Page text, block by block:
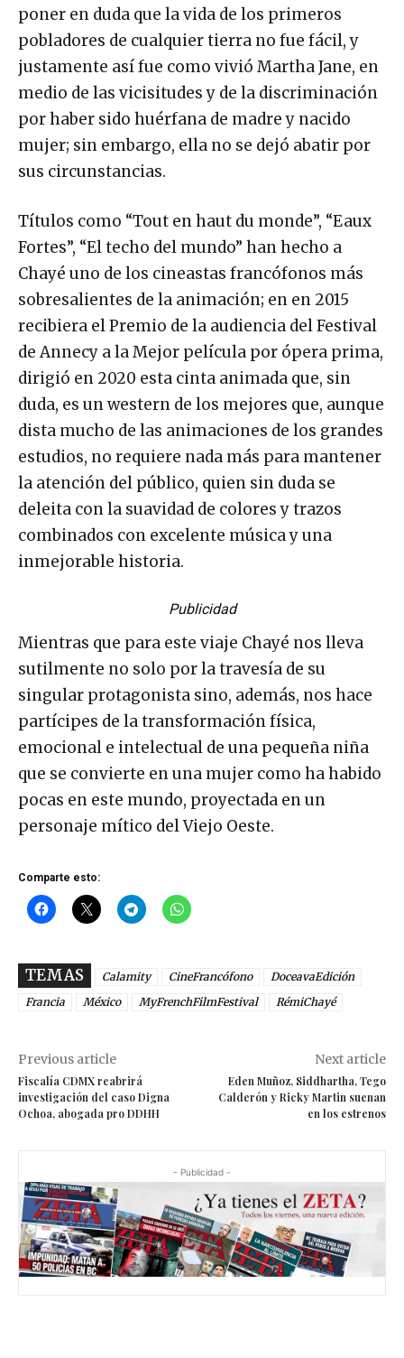
poner en duda que la vida de los primeros
pobladores de cualquier tierra no fue fácil, y
justamente así fue como vivió Martha Jane, en
medio de las vicisitudes y de la discriminación
por haber sido huérfana de madre y nacido
mujer; sin embargo, ella no se dejó abatir por
sus circunstancias.
Títulos como “Tout en haut du monde”, “Eaux
Fortes”, “El techo del mundo” han hecho a
Chayé uno de los cineastas francófonos más
sobresalientes de la animación; en en 2015
recibiera el Premio de la audiencia del Festival
de Annecy a la Mejor película por ópera prima,
dirigió en 2020 esta cinta animada que, sin
duda, es un western de los mejores que, aunque
dista mucho de las animaciones de los grandes
estudios, no requiere nada más para mantener
la atención del público, quien sin duda se
deleita con la suavidad de colores y trazos
combinados con excelente música y una
inmejorable historia.
Publicidad
Mientras que para este viaje Chayé nos lleva
sutilmente no solo por la travesía de su
singular protagonista sino, además, nos hace
partícipes de la transformación física,
emocional e intelectual de una pequeña niña
que se convierte en una mujer como ha habido
pocas en este mundo, proyectada en un
personaje mítico del Viejo Oeste.
Comparte esto:
TEMAS Calamity CineFrancófono
DoceavaEdición
Francia
México MyFrenchFilmFestival RémiChayé
Previous article
Fiscalía CDMX reabrirá
investigación del caso Digna
Ochoa, abogada pro DDHH
Next article
Eden Muñoz, Siddhartha, Tego
Calderón y Ricky Martin suenan
en los estrenos
- Publicidad -